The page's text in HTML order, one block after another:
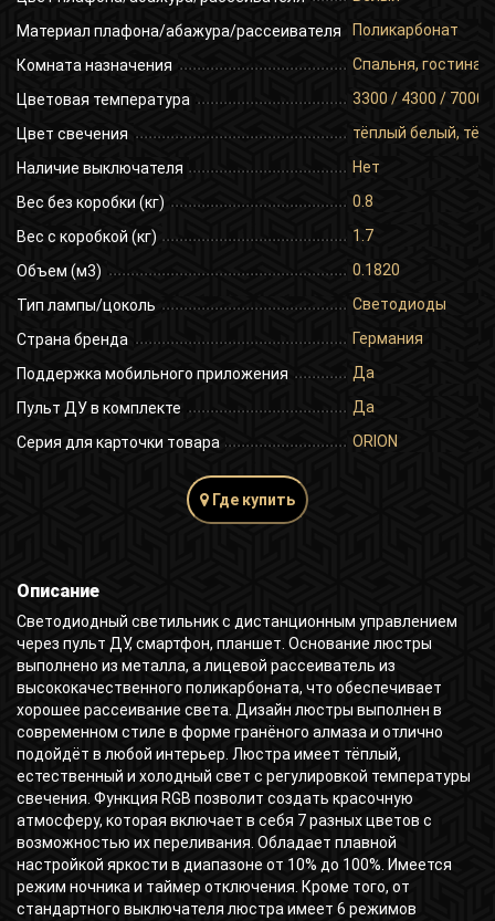
Материал плафона/абажура/рассеивателя Поликарбонат
Комната назначения Спальня,
Цветовая температура 3300 / 4300 / 7000
Цвет свечения тёплый белый,
Наличие выключателя Нет
Вес без коробки (кг) 0.8
Вес с коробкой (кг) 1.7
Объем (м3) 0.1820
Тип лампы/цоколь Светодиоды
Страна бренда Германия
Поддержка мобильного приложения Да
Пульт ДУ в комплекте Да
Серия для карточки товара ORION
Где купить
Описание
Светодиодный светильник с дистанционным управлением
через пульт ДУ, смартфон, планшет. Основание люстры
выполнено из металла, а лицевой рассеиватель из
высококачественного поликарбоната, что обеспечивает
хорошее рассеивание света. Дизайн люстры выполнен в
современном стиле в форме гранёного алмаза и отлично
подойдёт в любой интерьер. Люстра имеет тёплый,
естественный и холодный свет с регулировкой температуры
свечения. Функция RGB позволит создать красочную
атмосферу, которая включает в себя 7 разных цветов с
возможностью их переливания. Обладает плавной
настройкой яркости в диапазоне от 10% до 100%. Имеется
режим ночника и таймер отключения. Кроме того, от
стандартного выключателя люстра имеет 6 режимов